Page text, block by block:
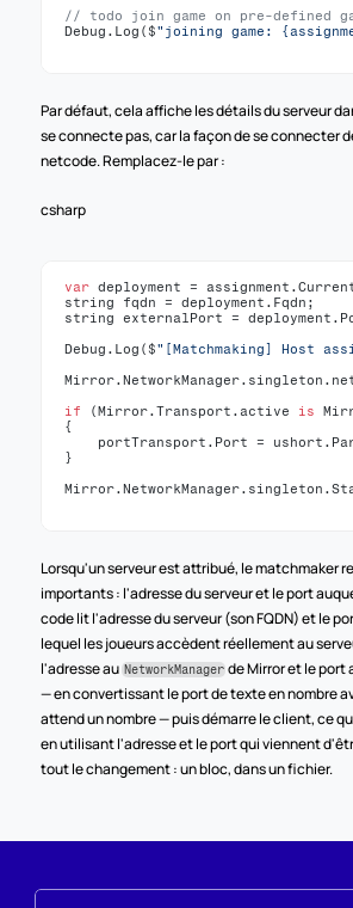
// todo join game on pre-defined
Debug . Log ( $"joining game:
Par défaut, cela affiche les détails du serveur
se connecte pas, car la façon de se connecter
netcode. Remplacez-le par :
csharp
var deployment = assignment .
string
fqdn = deployment . Fqdn ;
string externalPort = deployment .
Debug . Log ( $"[Matchmaking] Host
Mirror.NetworkManager. singleton .
if (Mirror.Transport . active is
{
portTransport . Port = ushort.
}
Mirror.NetworkManager. singleton .
Lorsqu'un serveur est attribué, le matchmaker
importants : l'adresse du serveur et le port
code lit l'adresse du serveur (son FQDN) et le
lequel les joueurs accèdent réellement au
l'adresse au NetworkManager de Mirror et le port
— en convertissant le port de texte en nombre
attend un nombre — puis démarre le client, ce
en utilisant l'adresse et le port qui viennent
tout le changement : un bloc, dans un fichier.